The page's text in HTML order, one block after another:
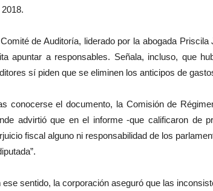
de Auditoría, liderado por la abogada
apuntar a responsables. Señala, incluso, que
sí piden que se eliminen los anticipos de
conocerse el documento, la Comisión de
advirtió que en el informe -que calificaron de
fiscal alguno ni responsabilidad de los
ese sentido, la corporación aseguró que las